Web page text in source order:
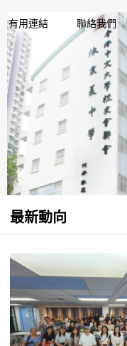
有用連結 聯絡我們
最新動向